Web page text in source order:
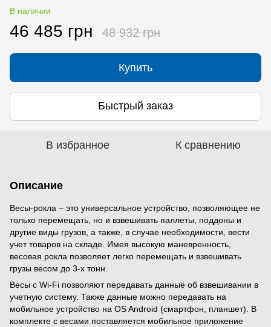
В наличии
46 485 грн 48 932 грн
Купить
Быстрый заказ
В избранное К сравнению
Описание
Весы-рокла – это универсальное устройство, позволяющее не
только перемещать, но и взвешивать паллеты, поддоны и
другие виды грузов, а также, в случае необходимости, вести
учет товаров на складе. Имея высокую маневренность,
весовая рокла позволяет легко перемещать и взвешивать
грузы весом до 3-х тонн.
Весы с Wi-Fi позволяют передавать данные об взвешивании в
учетную систему. Также данные можно передавать на
мобильное устройство на OS Android (смартфон, планшет). В
комплекте с весами поставляется мобильное приложение